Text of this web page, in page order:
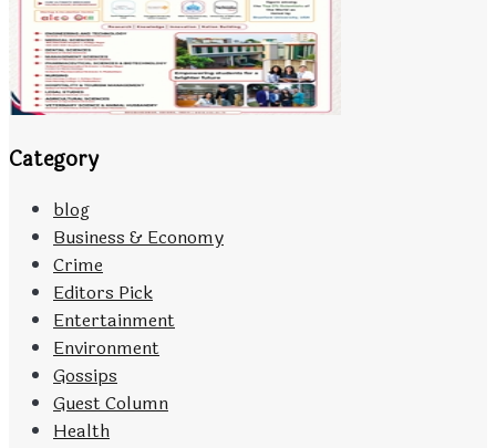
Category
blog
Business & Economy
Crime
Editors Pick
Entertainment
Environment
Gossips
Guest Column
Health